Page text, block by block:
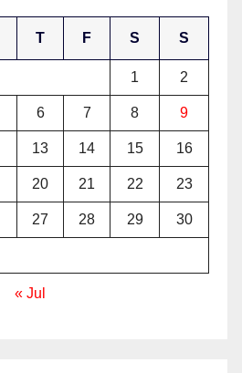
T F S S
1 2
6 7 8 9
13 14 15 16
20 21 22 23
27 28 29 30
« Jul